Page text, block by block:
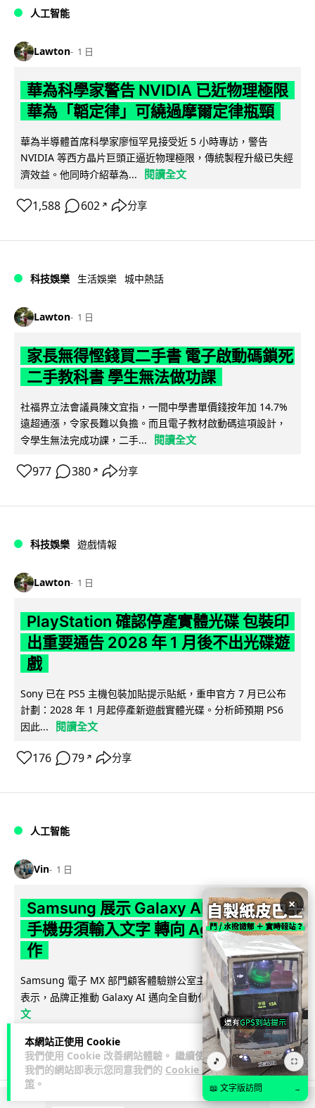
本網站正使用 Cookie
我們使用 Cookie 改善網站體驗。 繼續使用
我們的網站即表示您同意我們的 Cookie 政
策 。
人工智能
Lawton 1 日
華為科學家警告 NVIDIA 已近物理極限
華為「韜定律」可繞過摩爾定律瓶頸
華為半導體首席科學家廖恒罕見接受近 5 小時專訪，警告
NVIDIA 等西方晶片巨頭正逼近物理極限，傳統製程升級已失經
濟效益。他同時介紹華為...
閱讀全文
1,588 602 ↗ 分享
科技娛樂 生活娛樂 城中熱話
Lawton 1 日
家長無得慳錢買二手書 電子啟動碼鎖死
二手教科書 學生無法做功課
社福界立法會議員陳文宜指，一間中學書單價錢按年加 14.7%
遠超通漲，令家長難以負擔。而且電子教材啟動碼這項設計，
令學生無法完成功課，二手...
閱讀全文
977 380 ↗ 分享
科技娛樂 遊戲情報
Lawton 1 日
PlayStation 確認停產實體光碟 包裝印
出重要通告 2028 年 1 月後不出光碟遊
戲
Sony 已在 PS5 主機包裝加貼提示貼紙，重申官方 7 月已公布
計劃：2028 年 1 月起停產新遊戲實體光碟。分析師預期 PS6
因此...
閱讀全文
176 79 ↗ 分享
人工智能
Vin 1 日
Samsung 展示 Galaxy AI 新方向 未來
手機毋須輸入文字 轉向 Agent 全自動操
作
Samsung 電子 MX 部門顧客體驗辦公室主管兼副總裁 Jay Kim
表示，品牌正推動 Galaxy AI 邁向全自動化 Agent... 閱讀全
文
29 4↗ 分享
×
🎵 ⛶
📖 文字版訪問 →